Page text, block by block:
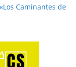
Caminantes de